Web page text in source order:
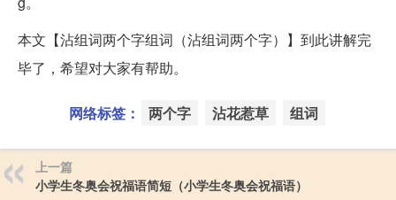
本文【沾组词两个字组词（沾组词两个字）】到此讲解完
毕了，希望对大家有帮助。
网络标签： 两个字 沾花惹草 组词
上一篇
小学生冬奥会祝福语简短（小学生冬奥会祝福语）